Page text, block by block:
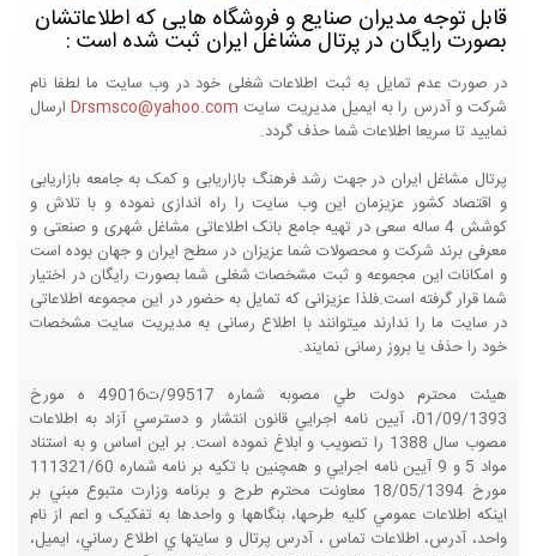
قابل توجه مدیران صنایع و فروشگاه هایی که اطلاعاتشان
بصورت رایگان در پرتال مشاغل ایران ثبت شده است :
در صورت عدم تمایل به ثبت اطلاعات شغلی خود در وب سایت ما لطفا نام
شرکت و آدرس را به ایمیل مدیریت سایت Drsmsco@yahoo.comارسال
نمایید تا سریعا اطلاعات شما حذف گردد.
پرتال مشاغل ایران در جهت رشد فرهنگ بازاریابی و کمک به جامعه بازاریابی
و اقتصاد کشور عزیزمان این وب سایت را راه اندازی نموده و با تلاش و
کوشش 4 ساله سعی در تهیه جامع بانک اطلاعاتی مشاغل شهری و صنعتی و
معرفی برند شرکت و محصولات شما عزیزان در سطح ایران و جهان بوده است
و امکانات این مجموعه و ثبت مشخصات شغلی شما بصورت رایگان در اختیار
شما قرار گرفته است.فلذا عزیزانی که تمایل به حضور در این مجموعه اطلاعاتی
در سایت ما را ندارند میتوانند با اطلاع رسانی به مدیریت سایت مشخصات
خود را حذف یا بروز رسانی نمایند.
هيئت محترم دولت طي مصوبه شماره 99517/ت49016 ه مورخ
01/09/1393، آيين نامه اجرايي قانون انتشار و دسترسي آزاد به اطلاعات
مصوب سال 1388 را تصويب و ابلاغ نموده است. بر اين اساس و به استناد
مواد 5 و 9 آيين نامه اجرايي و همچنين با تکيه بر نامه شماره 111321/60
مورخ 18/05/1394 معاونت محترم طرح و برنامه وزارت متبوع مبني بر
اينکه اطلاعات عمومي کليه طرحها، بنگاهها و واحدها به تفکيک و اعم از نام
واحد، آدرس، اطلاعات تماس ، آدرس پرتال و سايتها ي اطلاع رساني، ايميل،